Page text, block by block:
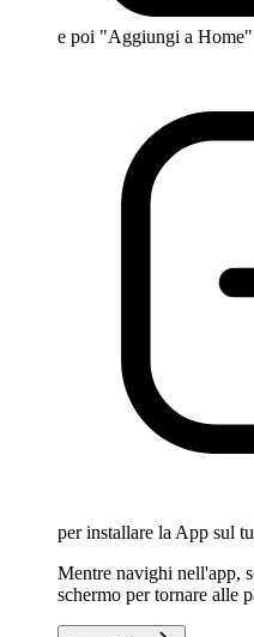
e poi "Aggiungi a Home"
per installare la App sul
Mentre navighi nell'app,
schermo per tornare alle